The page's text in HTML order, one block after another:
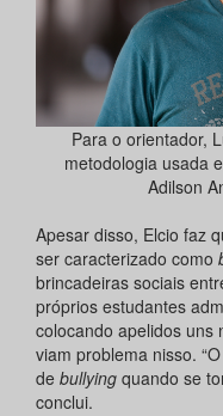
Para o orientador,
metodologia usada
Adilson
Apesar disso, Elcio faz
ser caracterizado como
brincadeiras sociais
próprios estudantes
colocando apelidos uns
viam problema nisso. “O
de bullying quando se
conclui.